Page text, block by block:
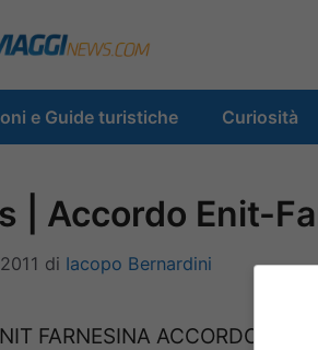
e Guide turistiche Curiosità
| Accordo Enit-
di Iacopo Bernardini
FARNESINA ACCORDO